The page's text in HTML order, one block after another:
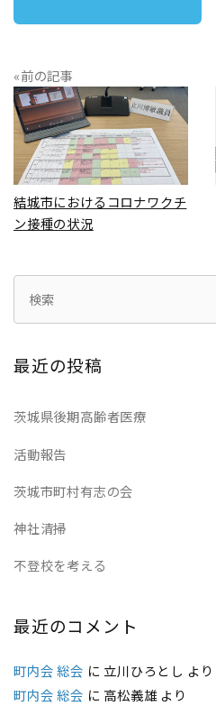
«前の記事
READ MORE
結城市におけるコロナワクチ
ン接種の状況
最近の投稿
茨城県後期高齢者医療
活動報告
茨城市町村有志の会
神社清掃
不登校を考える
最近のコメント
町内会 総会 に 立川ひろとし より
町内会 総会 に 高松義雄より